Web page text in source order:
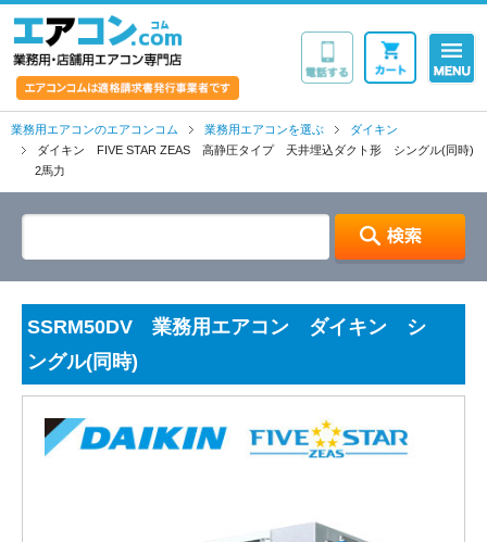
業務用エアコンのエアコンコム 業務用エアコンを選ぶ
ダイキン
ダイキン FIVE STAR ZEAS 高静圧タイプ 天井埋込ダクト形 シングル(同時)
2馬力
SSRM50DV 業務用エアコン ダイキン シ
ングル(同時)